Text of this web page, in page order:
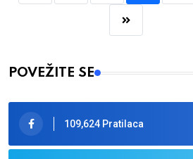
POVEŽITE SE
109,624 Pratilaca